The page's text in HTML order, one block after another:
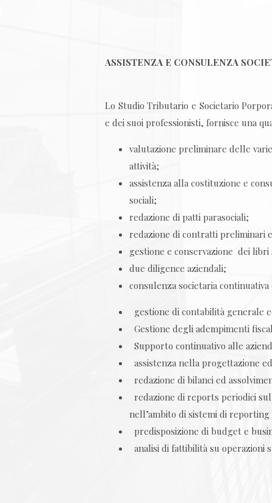
ASSISTENZA E CONSULENZA
Lo Studio Tributario e Societario
e dei suoi professionisti, fornisce una
valutazione preliminare delle
attività;
assistenza alla costituzione e
sociali;
redazione di patti parasociali;
redazione di contratti preliminari
gestione e conservazione dei
due diligence aziendali;
consulenza societaria continuativa
gestione di contabilità generale
Gestione degli adempimenti
Supporto continuativo alle
assistenza nella progettazione
redazione di bilanci ed
redazione di reports periodici
nell’ambito di sistemi di
predisposizione di budget e
analisi di fattibilità su operazioni